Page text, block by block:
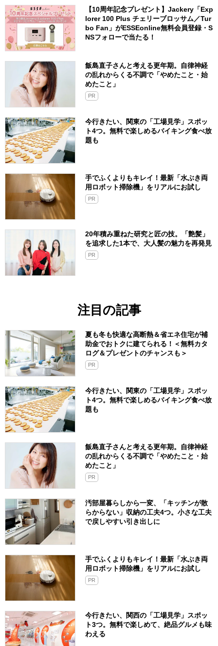
【10周年記念プレゼント】Jackery「Exp
lorer 100 Plus チェリーブロッサム／Tur
bo Fan」がESSEonline無料会員登録・S
NSフォローで当たる！
飯島直子さんと考える更年期。自律神経
の乱れからくる不調で「やめたこと・始
めたこと」
PR
今行きたい、関東の「工場見学」スポッ
ト4つ。無料で楽しめるバイキング食べ放
題も
手でふくよりもキレイ！最新「水ぶき両
用ロボット掃除機」をリアルにお試し
PR
20年積み重ねた研究と匠の技。「艶髪」
を追求した1本で、大人髪の魅力を再発見
PR
注目の記事
夏も冬も快適な高断熱＆省エネ住宅が補
助金でおトクに建てられる！＜無料カタ
ログ＆プレゼントのチャンスも＞
PR
今行きたい、関東の「工場見学」スポッ
ト4つ。無料で楽しめるバイキング食べ放
題も
飯島直子さんと考える更年期。自律神経
の乱れからくる不調で「やめたこと・始
めたこと」
PR
汚部屋暮らしから一変、「キッチンが散
らからない」収納の工夫4つ。小さな工夫
で戻しやすい引き出しに
手でふくよりもキレイ！最新「水ぶき両
用ロボット掃除機」をリアルにお試し
PR
今行きたい、関西の「工場見学」スポッ
ト3つ。無料で楽しめて、絶品グルメも味
わえる